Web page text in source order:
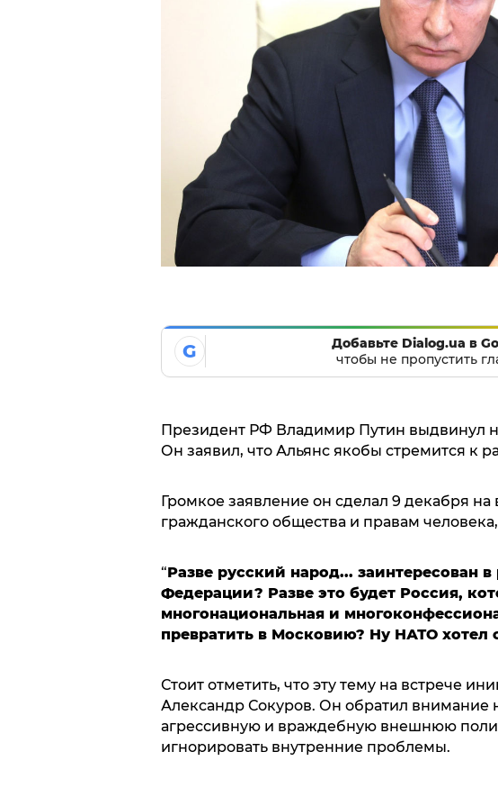
G
Добавьте Dialog.ua в
чтобы не пропустить
Президент РФ Владимир Путин выдвинул
Он заявил, что Альянс якобы стремится к
Громкое заявление он сделал 9 декабря
гражданского общества и правам
“Разве русский народ... заинтересован
Федерации? Разве это будет Россия,
многонациональная и
превратить в Московию? Ну НАТО хотел
Стоит отметить, что эту тему на встрече
Александр Сокуров. Он обратил внимание
агрессивную и враждебную внешнюю
игнорировать внутренние проблемы.